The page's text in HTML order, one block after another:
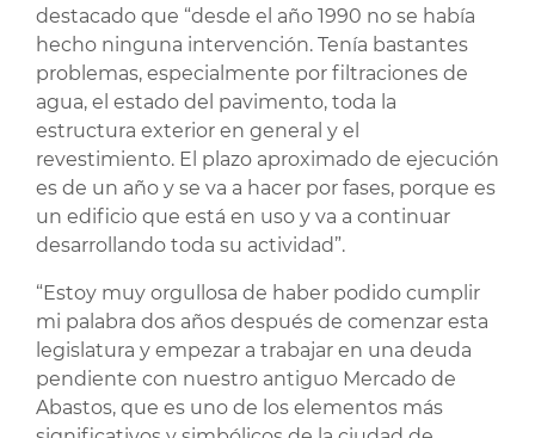
destacado que “desde el año 1990 no se había
hecho ninguna intervención. Tenía bastantes
problemas, especialmente por filtraciones de
agua, el estado del pavimento, toda la
estructura exterior en general y el
revestimiento. El plazo aproximado de ejecución
es de un año y se va a hacer por fases, porque es
un edificio que está en uso y va a continuar
desarrollando toda su actividad”.
“Estoy muy orgullosa de haber podido cumplir
mi palabra dos años después de comenzar esta
legislatura y empezar a trabajar en una deuda
pendiente con nuestro antiguo Mercado de
Abastos, que es uno de los elementos más